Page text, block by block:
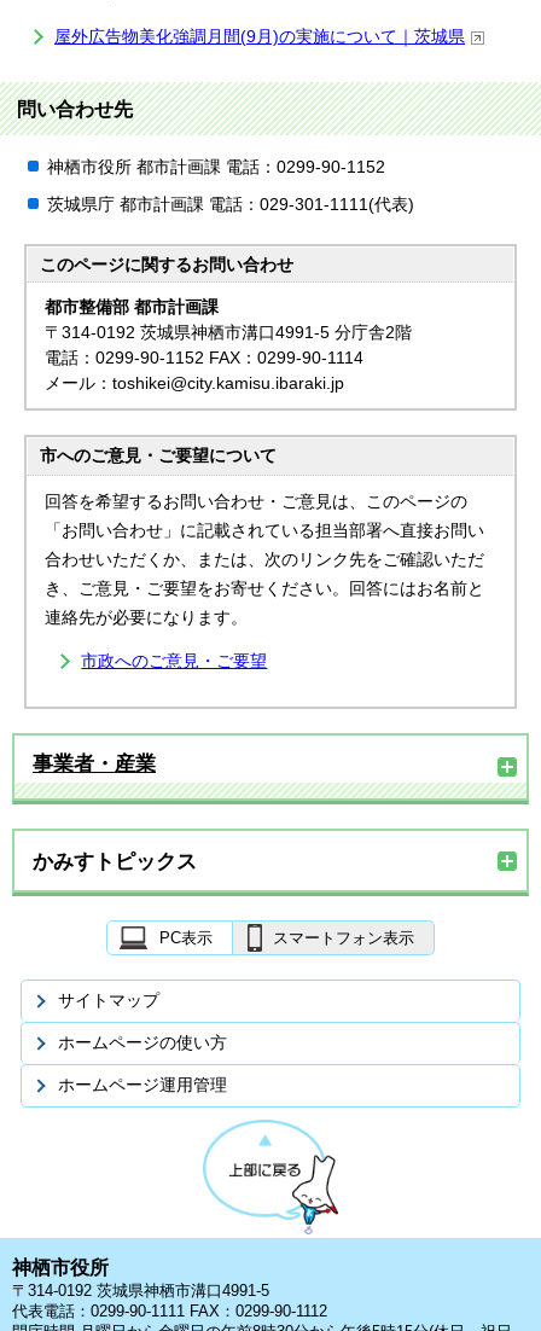
屋外広告物美化強調月間(9月)の実施について｜茨城県
問い合わせ先
神栖市役所 都市計画課 電話：0299-90-1152
茨城県庁 都市計画課 電話：029-301-1111(代表)
このページに関するお問い合わせ
都市整備部 都市計画課
〒314-0192 茨城県神栖市溝口4991-5 分庁舎2階
電話：0299-90-1152 FAX：0299-90-1114
メール：toshikei@city.kamisu.ibaraki.jp
市へのご意見・ご要望について
回答を希望するお問い合わせ・ご意見は、このページの
「お問い合わせ」に記載されている担当部署へ直接お問い
合わせいただくか、または、次のリンク先をご確認いただ
き、ご意見・ご要望をお寄せください。回答にはお名前と
連絡先が必要になります。
市政へのご意見・ご要望
事業者・産業
かみすトピックス
PC表示 スマートフォン表示
サイトマップ
ホームページの使い方
ホームページ運用管理
神栖市役所
〒314-0192 茨城県神栖市溝口4991-5
代表電話：0299-90-1111 FAX：0299-90-1112